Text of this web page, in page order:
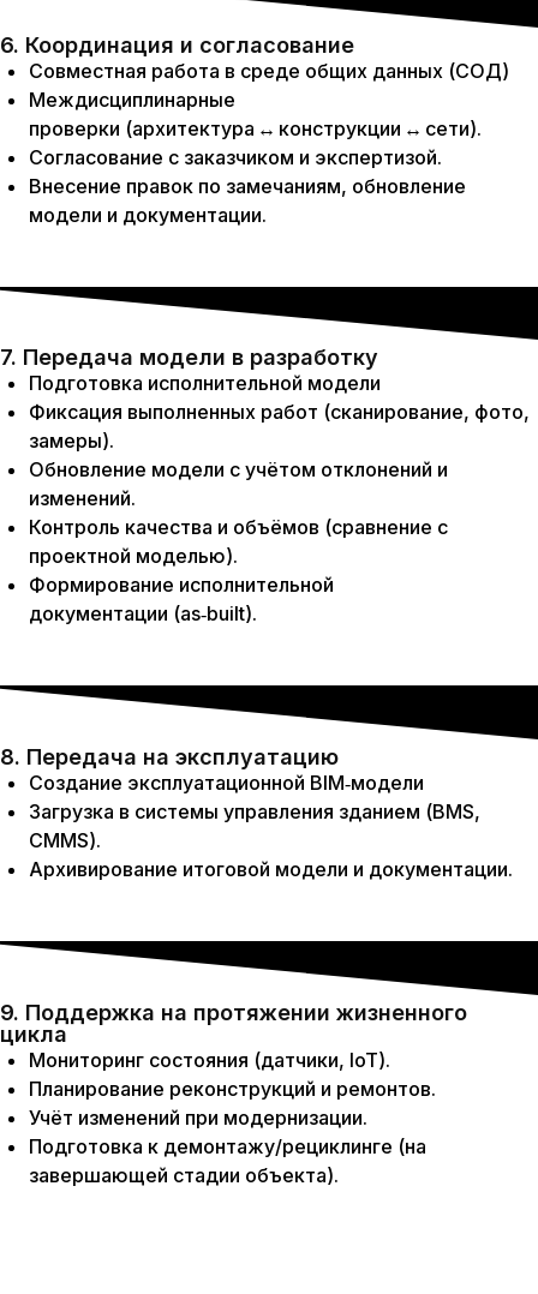
6. Координация и согласование
Совместная работа в среде общих данных (СОД)
Междисциплинарные
проверки (архитектура ↔ конструкции ↔ сети).
Согласование с заказчиком и экспертизой.
Внесение правок по замечаниям, обновление
модели и документации.
7. Передача модели в разработку
Подготовка исполнительной модели
Фиксация выполненных работ (сканирование, фото,
замеры).
Обновление модели с учётом отклонений и
изменений.
Контроль качества и объёмов (сравнение с
проектной моделью).
Формирование исполнительной
документации (as‑built).
8. Передача на эксплуатацию
Создание эксплуатационной BIM‑модели
Загрузка в системы управления зданием (BMS,
CMMS).
Архивирование итоговой модели и документации.
9. Поддержка на протяжении жизненного
цикла
Мониторинг состояния (датчики, IoT).
Планирование реконструкций и ремонтов.
Учёт изменений при модернизации.
Подготовка к демонтажу/рециклинге (на
завершающей стадии объекта).